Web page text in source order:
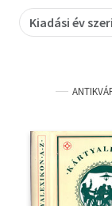
Szakkönyv
Tankönyv,
Történelem
Kiadási év